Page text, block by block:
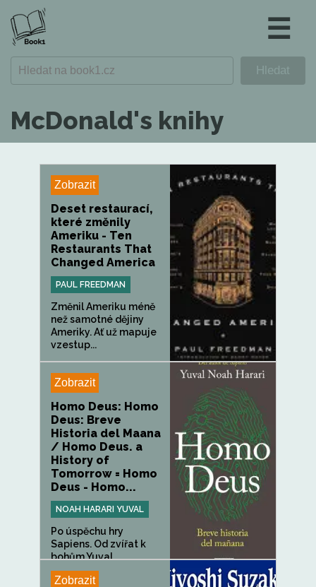
☰
McDonald's knihy
Zobrazit
Deset restaurací,
které změnily
Ameriku - Ten
Restaurants That
Changed America
PAUL FREEDMAN
Změnil Ameriku méně
než samotné dějiny
Ameriky. Ať už mapuje
vzestup...
Zobrazit
Homo Deus: Homo
Deus: Breve
Historia del Maana
/ Homo Deus. a
History of
Tomorrow = Homo
Deus - Homo...
NOAH HARARI YUVAL
Po úspěchu hry
Sapiens. Od zvířat k
bohům Yuval...
Zobrazit